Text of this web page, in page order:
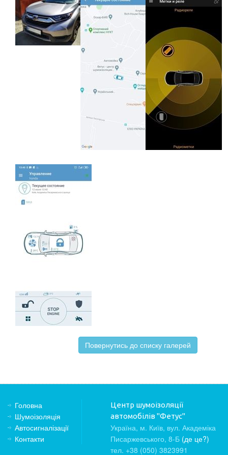
Повернутись до списку галерей
Головна
Шумоізоляція
Автосигналізації
Контакти
Центр шумоізоляції
автомобілів "Фетус"
Україна, м. Київ, вул. Академіка
Писаржевського, 8-Б (де це?)
тел. +38 (050) 3823991